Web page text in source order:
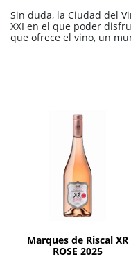
Sin duda, la Ciudad del
XXI en el que poder
que ofrece el vino, un
Marques de Riscal XR
ROSE 2025
AÑADIR